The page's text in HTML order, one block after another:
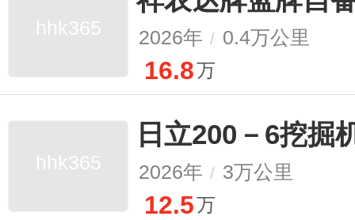
hhk365 2026年 / 0.4万公里
16.8万
hhk365
日立200－6挖掘
2026年 / 3万公里
12.5万